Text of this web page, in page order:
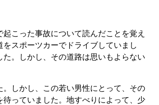
こった事故について読んだことを覚え
スポーツカーでドライブしていまし
。しかし、その道路は思いもよらない
しかし、この若い男性にとって、その
っていました。地すべりによって、少